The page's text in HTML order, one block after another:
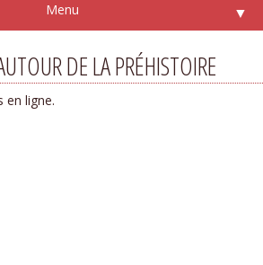
Menu ▼
DE LA PRÉHISTOIRE
en ligne.